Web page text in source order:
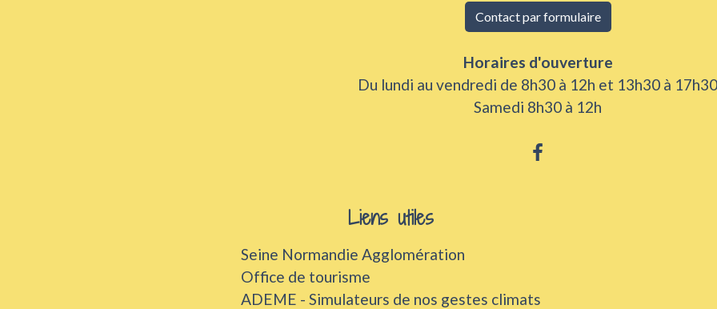
Contact par formulaire
Horaires d'ouverture
Du lundi au vendredi de 8h30 à 12h et 13h30 à 17h30
Samedi 8h30 à 12h
Liens utiles
Seine Normandie Agglomération
Office de tourisme
ADEME - Simulateurs de nos gestes climats